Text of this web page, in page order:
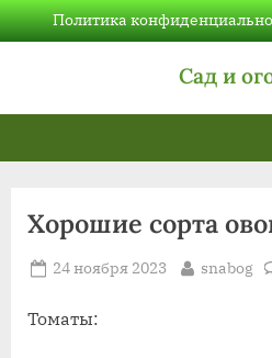
Skip
to
Политика
Сад и
Хорошие сорта
Posted
24 ноября 2023 By
snabog
Томаты: